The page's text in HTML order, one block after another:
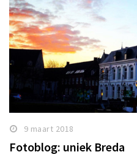
9 maart 2018
Fotoblog: uniek Breda